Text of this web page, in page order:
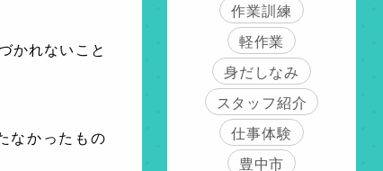
かれないこと
なかったもの
作業訓練
軽作業
身だしなみ
スタッフ紹介
仕事体験
豊中市